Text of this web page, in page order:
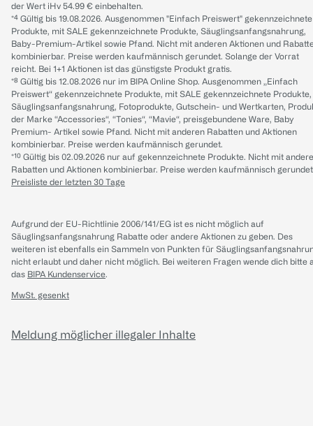
der Wert iHv 54.99 € einbehalten.
*⁴ Gültig bis 19.08.2026. Ausgenommen "Einfach Preiswert" gekennzeichnete
Produkte, mit SALE gekennzeichnete Produkte, Säuglingsanfangsnahrung,
Baby-Premium-Artikel sowie Pfand. Nicht mit anderen Aktionen und
kombinierbar. Preise werden kaufmännisch gerundet. Solange der Vorrat
reicht. Bei 1+1 Aktionen ist das günstigste Produkt gratis.
*⁸ Gültig bis 12.08.2026 nur im BIPA Online Shop. Ausgenommen „Einfach
Preiswert“ gekennzeichnete Produkte, mit SALE gekennzeichnete Produkte,
Säuglingsanfangsnahrung, Fotoprodukte, Gutschein- und Wertkarten,
der Marke “Accessories“, “Tonies“, “Mavie“, preisgebundene Ware, Baby
Premium- Artikel sowie Pfand. Nicht mit anderen Rabatten und Aktionen
kombinierbar. Preise werden kaufmännisch gerundet.
*¹⁰ Gültig bis 02.09.2026 nur auf gekennzeichnete Produkte. Nicht mit
Rabatten und Aktionen kombinierbar. Preise werden kaufmännisch
Preisliste der letzten 30 Tage
Aufgrund der EU-Richtlinie 2006/141/EG ist es nicht möglich auf
Säuglingsanfangsnahrung Rabatte oder andere Aktionen zu geben. Des
weiteren ist ebenfalls ein Sammeln von Punkten für
nicht erlaubt und daher nicht möglich. Bei weiteren Fragen wende dich bitte
das BIPA Kundenservice.
MwSt. gesenkt
Meldung möglicher illegaler Inhalte